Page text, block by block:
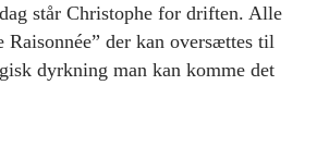
står Christophe for driften. Alle
der kan oversættes til
dyrkning man kan komme det